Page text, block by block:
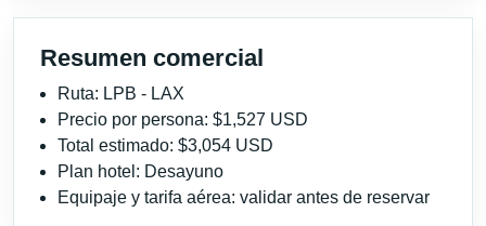
Resumen comercial
Ruta: LPB - LAX
Precio por persona: $1,527 USD
Total estimado: $3,054 USD
Plan hotel: Desayuno
Equipaje y tarifa aérea: validar antes de reservar